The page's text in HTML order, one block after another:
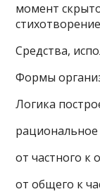
момент
Средства,
Формы
Логика
от частного к
от общего к